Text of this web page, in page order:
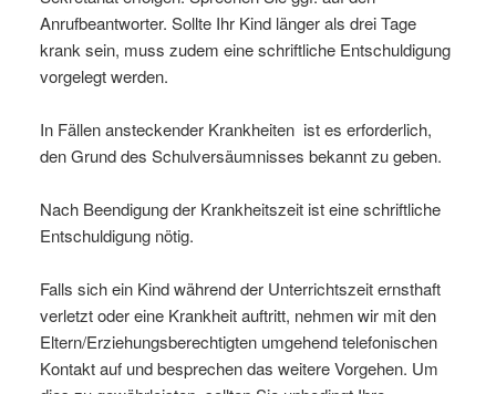
Anrufbeantworter. Sollte Ihr Kind länger als drei Tage
krank sein, muss zudem eine schriftliche Entschuldigung
vorgelegt werden.
In Fällen ansteckender Krankheiten ist es erforderlich,
den Grund des Schulversäumnisses bekannt zu geben.
Nach Beendigung der Krankheitszeit ist eine schriftliche
Entschuldigung nötig.
Falls sich ein Kind während der Unterrichtszeit ernsthaft
verletzt oder eine Krankheit auftritt, nehmen wir mit den
Eltern/Erziehungsberechtigten umgehend telefonischen
Kontakt auf und besprechen das weitere Vorgehen. Um